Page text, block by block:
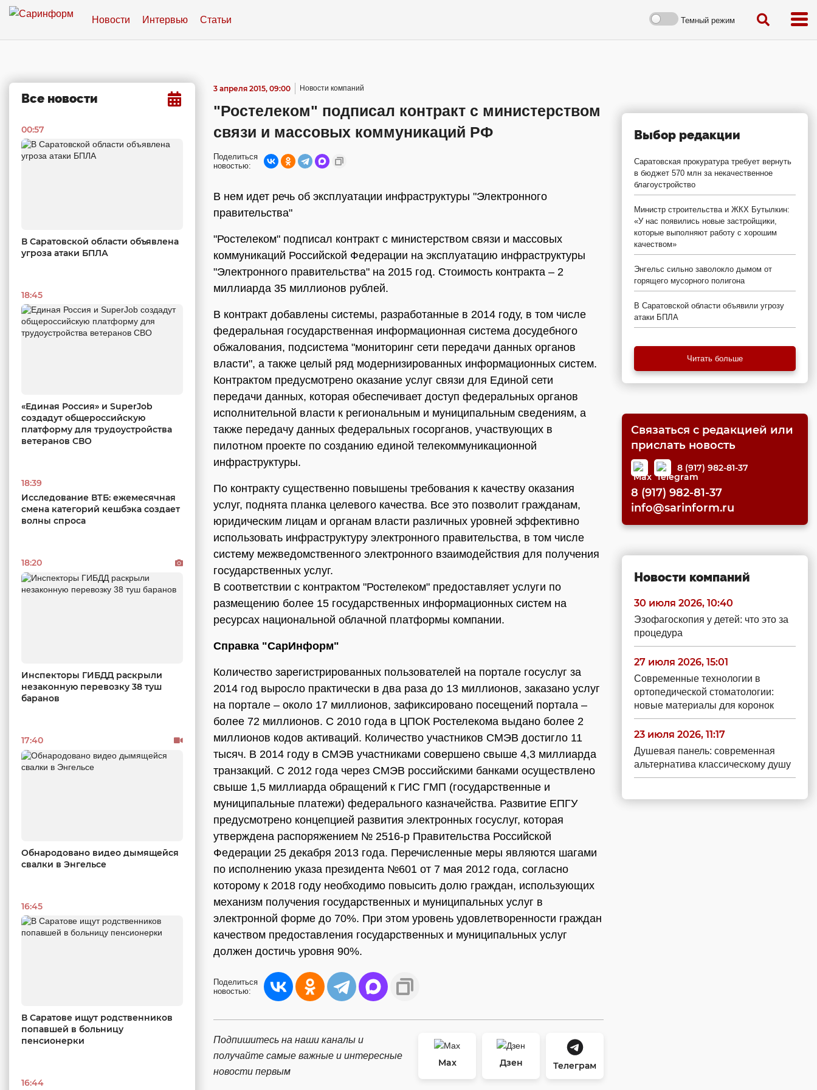
Новости Интервью Статьи Темный режим
Все новости
00:57
В Саратовской области объявлена
угроза атаки БПЛА
18:45
«Единая Россия» и SuperJob
создадут общероссийскую
платформу для трудоустройства
ветеранов СВО
18:39
Исследование ВТБ: ежемесячная
смена категорий кешбэка создает
волны спроса
18:20
Инспекторы ГИБДД раскрыли
незаконную перевозку 38 туш
баранов
17:40
Обнародовано видео дымящейся
свалки в Энгельсе
16:45
В Саратове ищут родственников
попавшей в больницу
пенсионерки
16:44
3 апреля 2015, 09:00 Новости компаний
"Ростелеком" подписал контракт с министерством
связи и массовых коммуникаций РФ
Поделиться
новостью:
В нем идет речь об эксплуатации инфраструктуры "Электронного
правительства"
"Ростелеком" подписал контракт с министерством связи и массовых
коммуникаций Российской Федерации на эксплуатацию инфраструктуры
"Электронного правительства" на 2015 год. Стоимость контракта – 2
миллиарда 35 миллионов рублей.
В контракт добавлены системы, разработанные в 2014 году, в том числе
федеральная государственная информационная система досудебного
обжалования, подсистема "мониторинг сети передачи данных органов
власти", а также целый ряд модернизированных информационных систем.
Контрактом предусмотрено оказание услуг связи для Единой сети
передачи данных, которая обеспечивает доступ федеральных органов
исполнительной власти к региональным и муниципальным сведениям, а
также передачу данных федеральных госорганов, участвующих в
пилотном проекте по созданию единой телекоммуникационной
инфраструктуры.
По контракту существенно повышены требования к качеству оказания
услуг, поднята планка целевого качества. Все это позволит гражданам,
юридическим лицам и органам власти различных уровней эффективно
использовать инфраструктуру электронного правительства, в том числе
систему межведомственного электронного взаимодействия для получения
государственных услуг.
В соответствии с контрактом "Ростелеком" предоставляет услуги по
размещению более 15 государственных информационных систем на
ресурсах национальной облачной платформы компании.
Справка "СарИнформ"
Количество зарегистрированных пользователей на портале госуслуг за
2014 год выросло практически в два раза до 13 миллионов, заказано услуг
на портале – около 17 миллионов, зафиксировано посещений портала –
более 72 миллионов. С 2010 года в ЦПОК Ростелекома выдано более 2
миллионов кодов активаций. Количество участников СМЭВ достигло 11
тысяч. В 2014 году в СМЭВ участниками совершено свыше 4,3 миллиарда
транзакций. С 2012 года через СМЭВ российскими банками осуществлено
свыше 1,5 миллиарда обращений к ГИС ГМП (государственные и
муниципальные платежи) федерального казначейства. Развитие ЕПГУ
предусмотрено концепцией развития электронных госуслуг, которая
утверждена распоряжением № 2516-р Правительства Российской
Федерации 25 декабря 2013 года. Перечисленные меры являются шагами
по исполнению указа президента №601 от 7 мая 2012 года, согласно
которому к 2018 году необходимо повысить долю граждан, использующих
механизм получения государственных и муниципальных услуг в
электронной форме до 70%. При этом уровень удовлетворенности граждан
качеством предоставления государственных и муниципальных услуг
должен достичь уровня 90%.
Поделиться
новостью:
Подпишитесь на наши каналы и
получайте самые важные и интересные
новости первым
Max Дзен Телеграм
Выбор редакции
Саратовская прокуратура требует вернуть
в бюджет 570 млн за некачественное
благоустройство
Министр строительства и ЖКХ Бутылкин:
«У нас появились новые застройщики,
которые выполняют работу с хорошим
качеством»
Энгельс сильно заволокло дымом от
горящего мусорного полигона
В Саратовской области объявили угрозу
атаки БПЛА
Читать больше
Связаться с редакцией или
прислать новость
8 (917) 982-81-37
8 (917) 982-81-37
info@sarinform.ru
Новости компаний
30 июля 2026, 10:40
Эзофагоскопия у детей: что это за
процедура
27 июля 2026, 15:01
Современные технологии в
ортопедической стоматологии:
новые материалы для коронок
23 июля 2026, 11:17
Душевая панель: современная
альтернатива классическому душу